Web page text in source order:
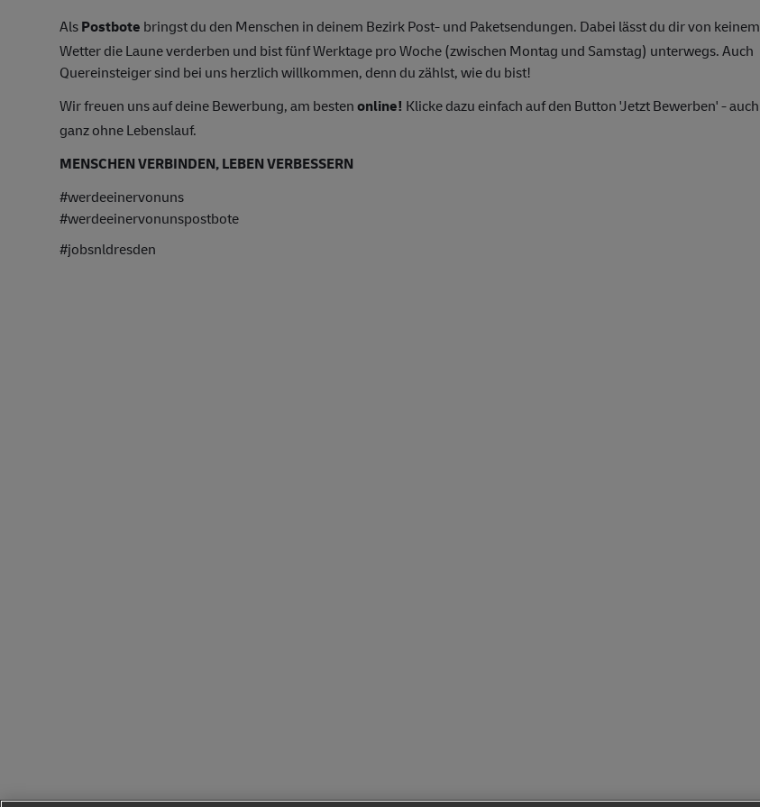
AlsPostbote bringst du den Menschen in deinem Bezirk Post- und Paketsendungen. Dabei lässt du dir von keinem
Wetter die Laune verderben und bist fünf Werktage pro Woche (zwischen Montag und Samstag) unterwegs. Auch
Quereinsteiger sind bei uns herzlich willkommen, denn du zählst, wie du bist!
Wir freuen uns auf deine Bewerbung, am bestenonline! Klicke dazu einfach auf den Button 'Jetzt Bewerben' - auch
ganz ohne Lebenslauf.
MENSCHEN VERBINDEN, LEBEN VERBESSERN
#werdeeinervonuns
#werdeeinervonunspostbote
#jobsnldresden